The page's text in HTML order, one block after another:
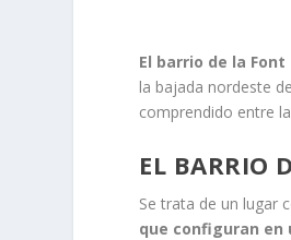
El barrio de la
la bajada nordeste
comprendido entre
EL BARRIO
Se trata de un lugar
que configuran en